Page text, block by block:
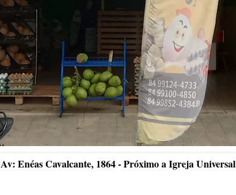
Av: Enéas Cavalcante, 1864 - Próximo a Igreja Universal